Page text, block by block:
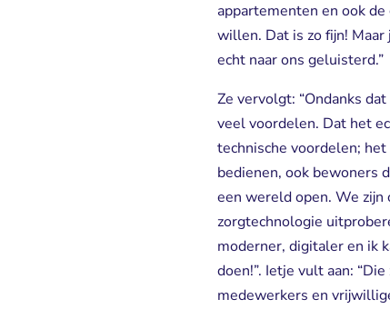
appartementen en ook
willen. Dat is zo fijn!
echt naar ons geluisterd.”
Ze vervolgt: “Ondanks
veel voordelen. Dat het
technische voordelen;
bedienen, ook bewoners
een wereld open. We
zorgtechnologie
moderner, digitaler en ik
doen!”. Ietje vult aan:
medewerkers en